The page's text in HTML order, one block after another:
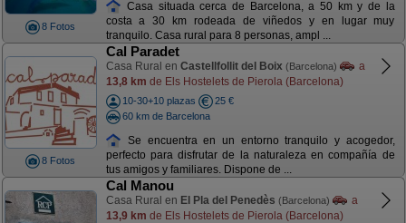
8 Fotos
Casa situada cerca de Barcelona, a 50 km y de la
costa a 30 km rodeada de viñedos y en lugar muy
tranquilo. Casa rural para 8 personas, ampl ...
8 Fotos
Cal Paradet
Casa Rural en Castellfollit del Boix (Barcelona)
a
13,8 km de Els Hostelets de Pierola (Barcelona)
10-30+10 plazas
25 €
60 km de Barcelona
Se encuentra en un entorno tranquilo y acogedor,
perfecto para disfrutar de la naturaleza en compañía de
tus amigos y familiares. Dispone de ...
Cal Manou
Casa Rural en El Pla del Penedès (Barcelona)
a
13,9 km de Els Hostelets de Pierola (Barcelona)